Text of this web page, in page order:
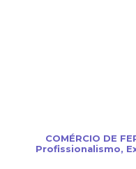
COMÉRCIO DE
Profissionalismo,